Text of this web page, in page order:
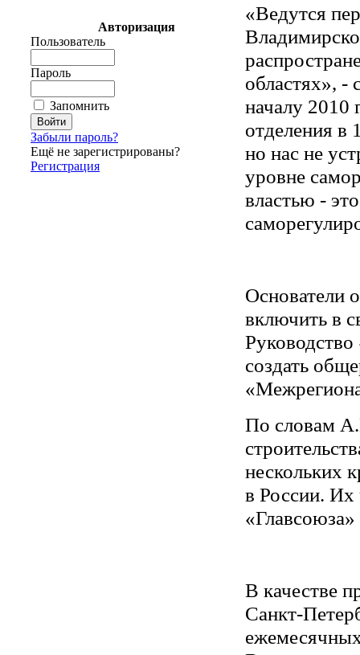
Авторизация
Пользователь
Пароль
Запомнить
Забыли пароль?
Ещё не зарегистрированы?
Регистрация
«Ведутся
областях»,
началу 2010
отделения в
но нас не
уровне
властью -
Основатели
включить в
Руководство
создать
По словам
нескольких
в России. Их
В качестве
Санкт-